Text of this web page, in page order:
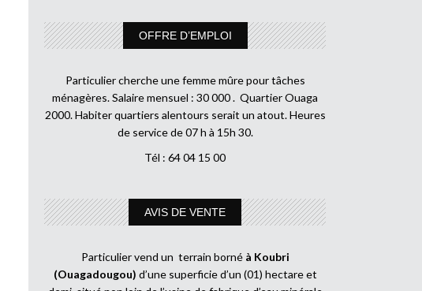
OFFRE D’EMPLOI
Particulier cherche une femme mûre pour tâches
ménagères. Salaire mensuel : 30 000 . Quartier Ouaga
2000. Habiter quartiers alentours serait un atout. Heures
de service de 07 h à 15h 30.
Tél : 64 04 15 00
AVIS DE VENTE
Particulier vend un terrain borné à Koubri
(Ouagadougou) d’une superficie d’un (01) hectare et